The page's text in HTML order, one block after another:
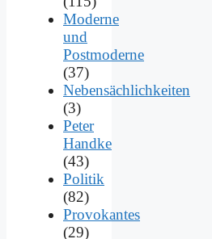
Moderne
und
Postmoderne
(37)
Nebensächlichkeiten
(3)
Peter
Handke
(43)
Politik
(82)
Provokantes
(29)